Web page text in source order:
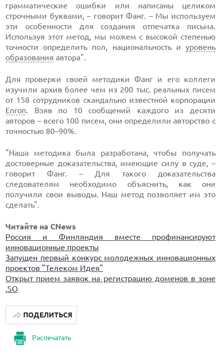
грамматические ошибки или написаны целиком
строчными буквами, – говорит Фанг. – Мы используем
эти особенности для создания отпечатка письма.
Используя этот метод, мы можем с высокой степенью
точности определить пол, национальность и уровень
образования автора".
Для проверки своей методики Фанг и его коллеги
изучили архив более чем из 200 тыс. реальных писем
от 158 сотрудников скандально известной корпорации
Enron. Взяв по 10 сообщений каждого из десяти
авторов – всего 100 писем, они определили авторство с
точностью 80–90%.
"Наша методика была разработана, чтобы получать
достоверные доказательства, имеющие силу в суде, –
говорит Фанг. – Для такого доказательства
следователям необходимо объяснить, как они
получили свои выводы. Наш метод позволяет им это
сделать".
Читайте на CNews
Россия и Финляндия вместе профинансируют
инновационные проекты
Запущен первый конкурс молодежных инновационных
проектов "Телеком Идея"
Открыт прием заявок на регистрацию доменов в зоне
.SO
Распечатать
ПОДЕЛИТЬСЯ